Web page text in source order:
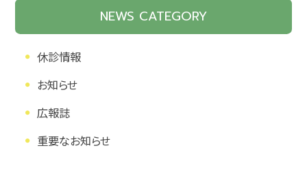
NEWS CATEGORY
休診情報
お知らせ
広報誌
重要なお知らせ